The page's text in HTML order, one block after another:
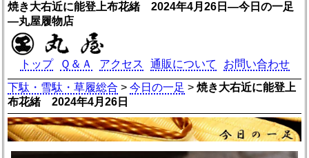
焼き大右近に能登上布花緒 2024年4月26日―今日の一足
―丸屋履物店
トップ Ｑ＆Ａ アクセス 通販について
お問い合わせ
下駄・雪駄・草履総合 >今日の一足 >焼き大右近に能登上
布花緒 2024年4月26日